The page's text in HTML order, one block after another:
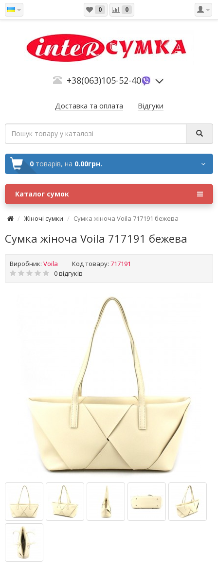
0 0
+38(063)105-52-40
Доставка та оплата Відгуки
0 товарів, на 0.00грн.
Каталог сумок
Жіночі сумки Сумка жіноча Voila 717191 бежева
Сумка жіноча Voila 717191 бежева
Виробник: Voila Код товару: 717191
0 відгуків